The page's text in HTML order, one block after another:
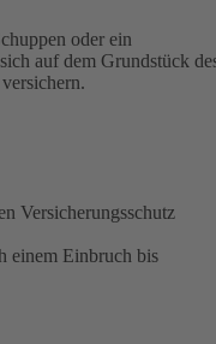
oder ein
auf dem Grundstück
Versicherungsschutz
einem Einbruch bis